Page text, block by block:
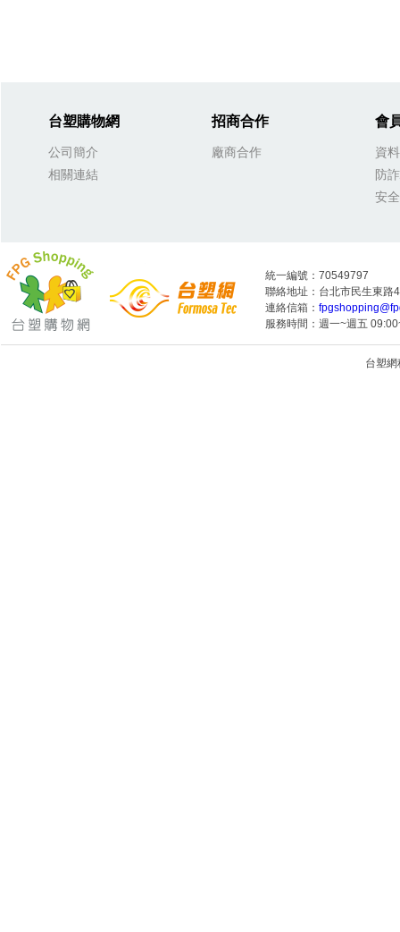
台塑購物網
公司簡介
相關連結
招商合作
廠商合作
會
資
防
安
統一編號：70549797
聯絡地址：台北市民生東路
連絡信箱：
服務時間：週一~週五
台塑